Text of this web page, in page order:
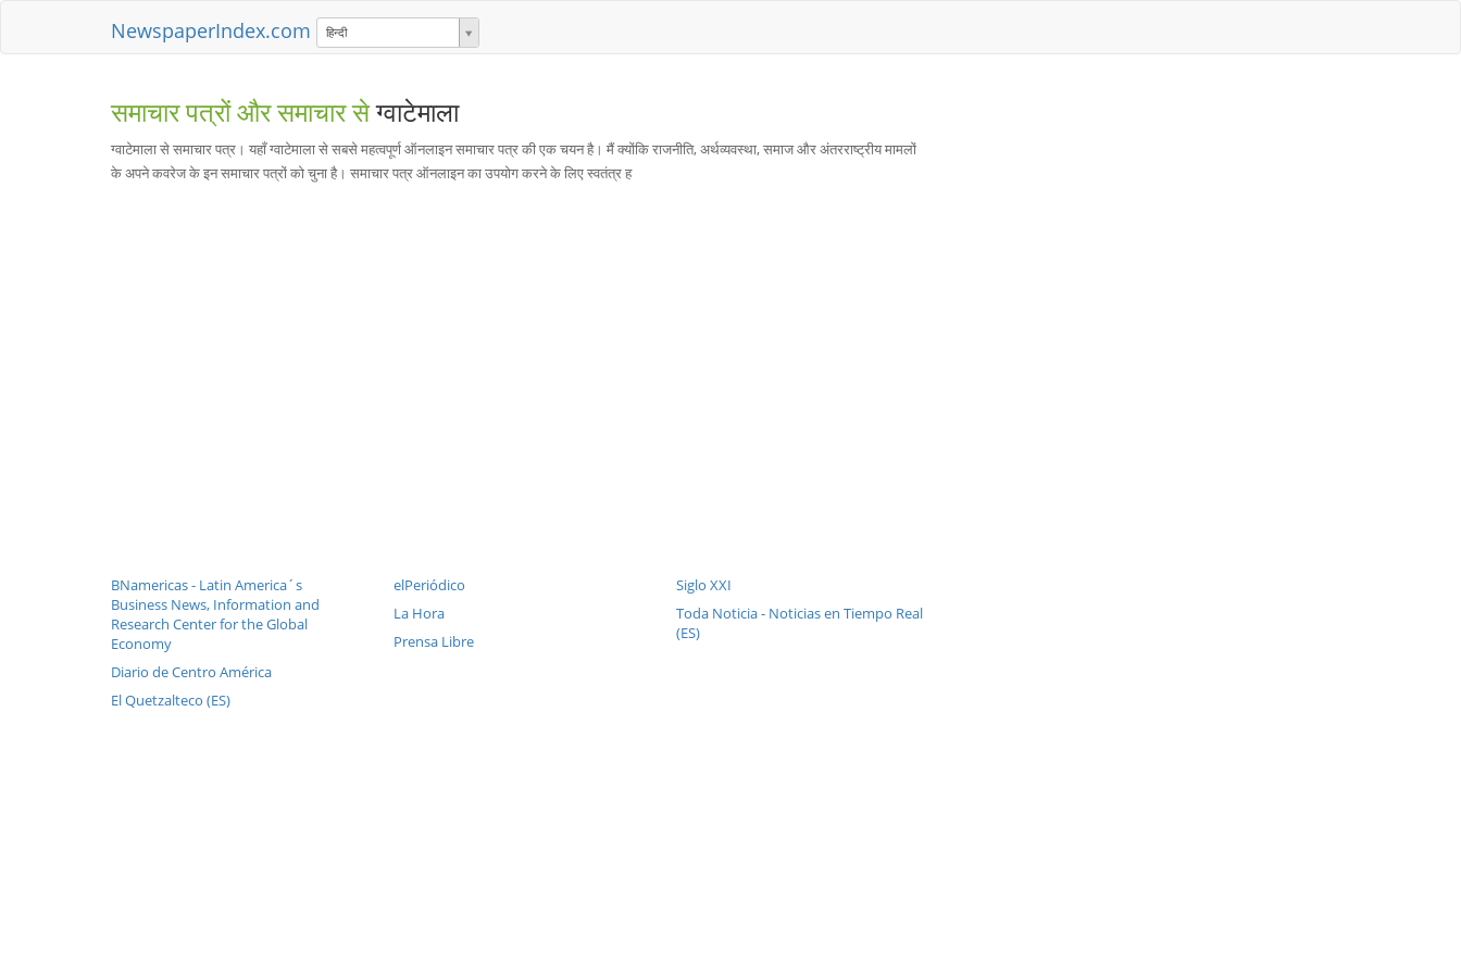
NewspaperIndex.com हिन्दी
समाचार पत्रों और समाचार सेग्वाटेमाला
ग्वाटेमाला से समाचार पत्र। यहाँ ग्वाटेमाला से सबसे महत्वपूर्ण ऑनलाइन समाचार पत्र की एक चयन है। मैं क्योंकि राजनीति, अर्थव्यवस्था, समाज और अंतरराष्ट्रीय मामलों
के अपने कवरेज के इन समाचार पत्रों को चुना है। समाचार पत्र ऑनलाइन का उपयोग करने के लिए स्वतंत्र ह
BNamericas - Latin America´s
Business News, Information and
Research Center for the Global
Economy
Diario de Centro América
El Quetzalteco (ES)
elPeriódico
La Hora
Prensa Libre
Siglo XXI
Toda Noticia - Noticias en Tiempo Real
(ES)